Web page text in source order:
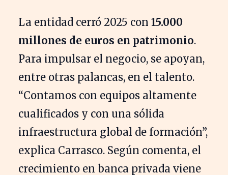
La entidad cerró 2025 con 15.000
millones de euros en patrimonio.
Para impulsar el negocio, se apoyan,
entre otras palancas, en el talento.
“Contamos con equipos altamente
cualificados y con una sólida
infraestructura global de formación”,
explica Carrasco. Según comenta, el
crecimiento en banca privada viene